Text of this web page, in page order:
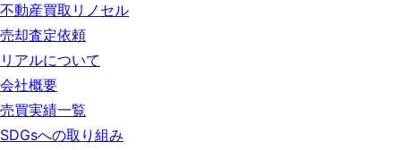
不動産買取リノセル
売却査定依頼
リアルについて
会社概要
売買実績一覧
SDGsへの取り組み